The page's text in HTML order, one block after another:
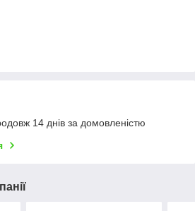
14 днів за домовленістю